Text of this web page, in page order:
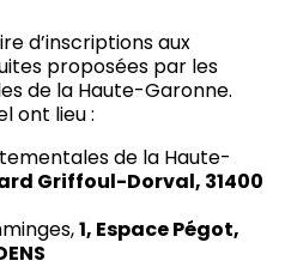
d’inscriptions aux
proposées par les
de la Haute-Garonne.
ont lieu :
de la Haute-
Griffoul-Dorval, 31400
1, Espace Pégot,